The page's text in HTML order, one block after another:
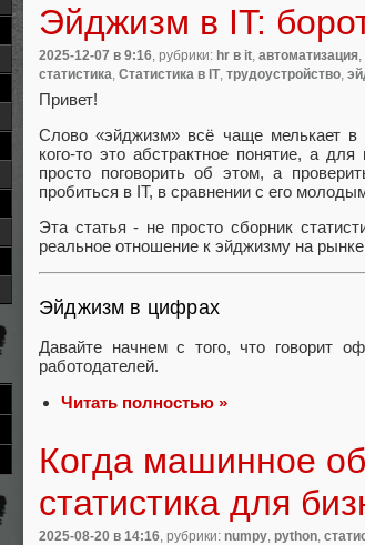
Эйджизм в IT:
2025-12-07 в 9:16, рубрики: hr в it, автоматизация,
статистика, Статистика в IT, трудоустройство,
Привет!
Слово «эйджизм» всё чаще мелькает
кого-то это абстрактное понятие, а
просто поговорить об этом, а
пробиться в IT, в сравнении с его
Эта статья - не просто сборник
реальное отношение к эйджизму на
Эйджизм в цифрах
Давайте начнем с того, что говорит
работодателей.
Читать полностью »
Когда машинное
статистика для
2025-08-20 в 14:16 , рубрики: numpy python